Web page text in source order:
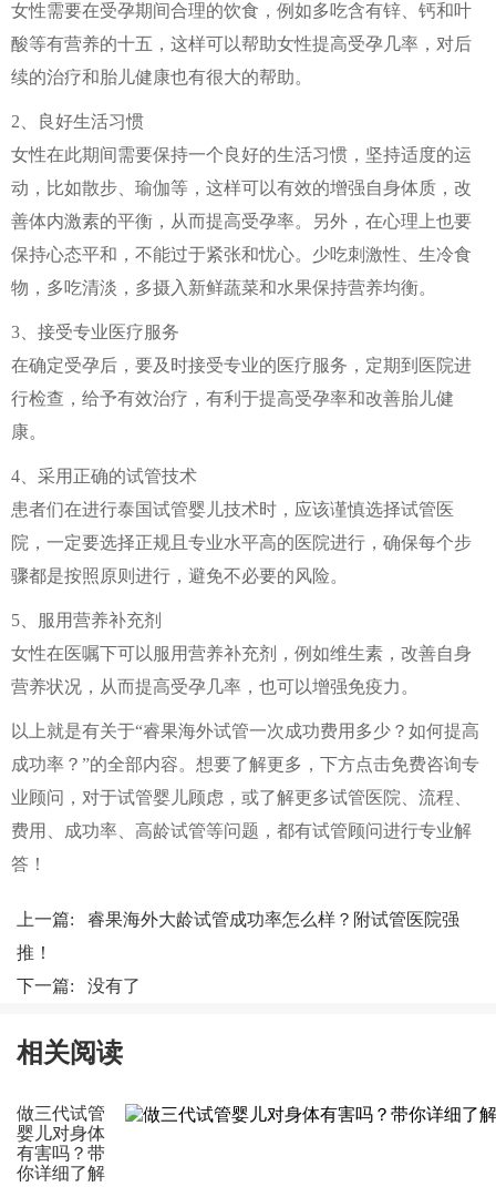
女性需要在受孕期间合理的饮食，例如多吃含有锌、钙和叶
酸等有营养的十五，这样可以帮助女性提高受孕几率，对后
续的治疗和胎儿健康也有很大的帮助。
2、良好生活习惯
女性在此期间需要保持一个良好的生活习惯，坚持适度的运
动，比如散步、瑜伽等，这样可以有效的增强自身体质，改
善体内激素的平衡，从而提高受孕率。另外，在心理上也要
保持心态平和，不能过于紧张和忧心。少吃刺激性、生冷食
物，多吃清淡，多摄入新鲜蔬菜和水果保持营养均衡。
3、接受专业医疗服务
在确定受孕后，要及时接受专业的医疗服务，定期到医院进
行检查，给予有效治疗，有利于提高受孕率和改善胎儿健
康。
4、采用正确的试管技术
患者们在进行泰国试管婴儿技术时，应该谨慎选择试管医
院，一定要选择正规且专业水平高的医院进行，确保每个步
骤都是按照原则进行，避免不必要的风险。
5、服用营养补充剂
女性在医嘱下可以服用营养补充剂，例如维生素，改善自身
营养状况，从而提高受孕几率，也可以增强免疫力。
以上就是有关于“睿果海外试管一次成功费用多少？如何提高
成功率？”的全部内容。想要了解更多，下方点击免费咨询专
业顾问，对于试管婴儿顾虑，或了解更多试管医院、流程、
费用、成功率、高龄试管等问题，都有试管顾问进行专业解
答！
上一篇: 睿果海外大龄试管成功率怎么样？附试管医院强
推！
下一篇: 没有了
相关阅读
做三代试管
婴儿对身体
有害吗？带
你详细了解